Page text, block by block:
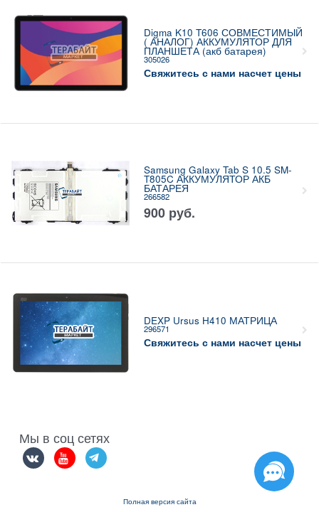
Digma K10 T606 СОВМЕСТИМЫЙ
( АНАЛОГ) АККУМУЛЯТОР ДЛЯ
ПЛАНШЕТА (акб батарея)
305026
Свяжитесь с нами насчет цены
Samsung Galaxy Tab S 10.5 SM-
T805C АККУМУЛЯТОР АКБ
БАТАРЕЯ
266582
900 руб.
DEXP Ursus H410 МАТРИЦА
296571
Свяжитесь с нами насчет цены
Мы в соц сетях
Полная версия сайта